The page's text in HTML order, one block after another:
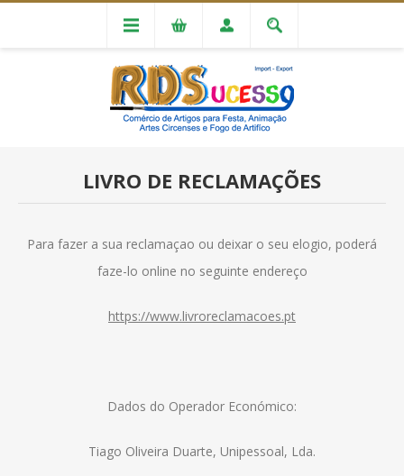
LIVRO DE RECLAMAÇÕES
Para fazer a sua reclamaçao ou deixar o seu elogio, poderá
faze-lo online no seguinte endereço
https://www.livroreclamacoes.pt
Dados do Operador Económico:
Tiago Oliveira Duarte, Unipessoal, Lda.